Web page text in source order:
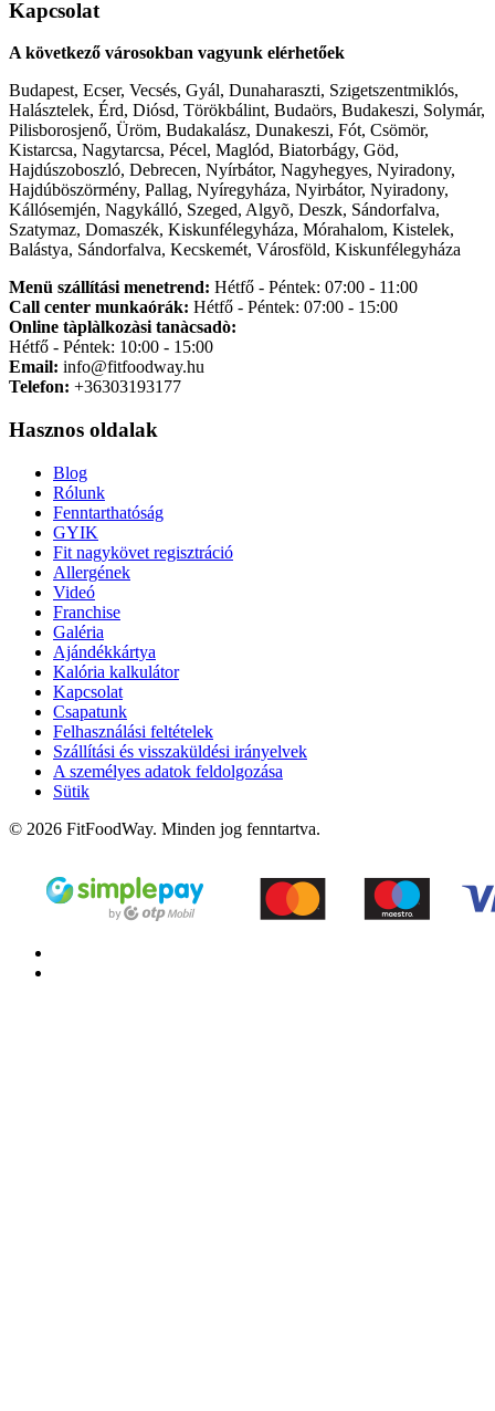
Kapcsolat
A következő városokban vagyunk elérhetőek
Budapest, Ecser, Vecsés, Gyál, Dunaharaszti, Szigetszentmiklós,
Halásztelek, Érd, Diósd, Törökbálint, Budaörs, Budakeszi, Solymár,
Pilisborosjenő, Üröm, Budakalász, Dunakeszi, Fót, Csömör,
Kistarcsa, Nagytarcsa, Pécel, Maglód, Biatorbágy, Göd,
Hajdúszoboszló, Debrecen, Nyírbátor, Nagyhegyes, Nyiradony,
Hajdúböszörmény, Pallag, Nyíregyháza, Nyirbátor, Nyiradony,
Kállósemjén, Nagykálló, Szeged, Algyõ, Deszk, Sándorfalva,
Szatymaz, Domaszék, Kiskunfélegyháza, Mórahalom, Kistelek,
Balástya, Sándorfalva, Kecskemét, Városföld, Kiskunfélegyháza
Menü szállítási menetrend: Hétfő - Péntek: 07:00 - 11:00
Call center munkaórák: Hétfő - Péntek: 07:00 - 15:00
Online tàplàlkozàsi tanàcsadò:
Hétfő - Péntek: 10:00 - 15:00
Email: info@fitfoodway.hu
Telefon: +36303193177
Hasznos oldalak
Blog
Rólunk
Fenntarthatóság
GYIK
Fit nagykövet regisztráció
Allergének
Videó
Franchise
Galéria
Ajándékkártya
Kalória kalkulátor
Kapcsolat
Csapatunk
Felhasználási feltételek
Szállítási és visszaküldési irányelvek
A személyes adatok feldolgozása
Sütik
© 2026 FitFoodWay. Minden jog fenntartva.